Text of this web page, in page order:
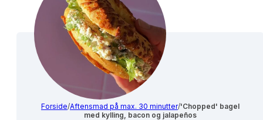
Forside/Aftensmad på max. 30 minutter/'Chopped' bagel
med kylling, bacon og jalapeños